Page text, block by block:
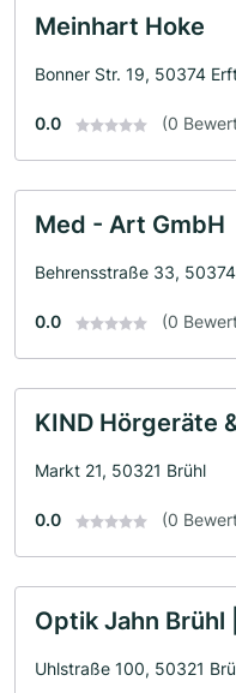
Meinhart Hoke
Bonner Str. 19, 50374
0.0 (0
Med - Art GmbH
Behrensstraße 33,
0.0 (0
KIND Hörgeräte
Markt 21, 50321 Brühl
0.0 (0
Optik Jahn
Uhlstraße 100, 50321